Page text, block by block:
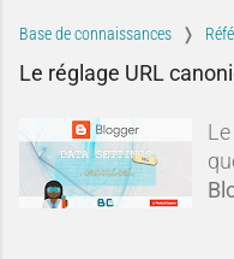
Base de connaissances
Le réglage URL